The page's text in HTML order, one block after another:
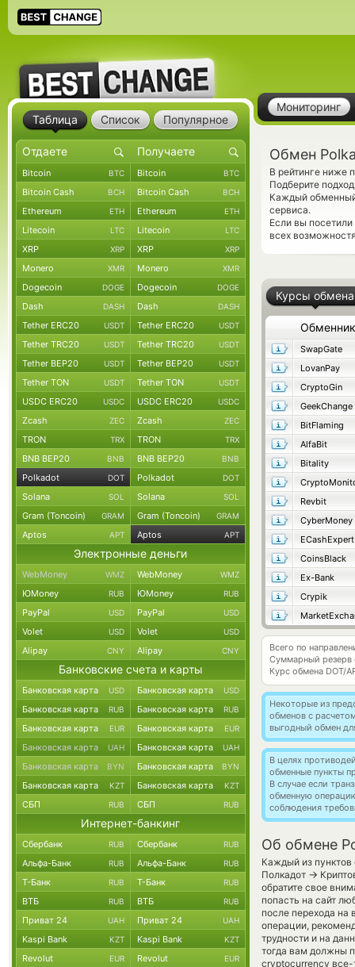
Мониторинг
Обмен
В рейтинге ниже
Подберите
Каждый
сервиса.
Если вы
всех
Курсы обмена
Обменник
SwapGate
LovanPay
CryptoGin
GeekChange
BitFlaming
AlfaBit
Bitality
Revbit
CyberMoney
ECashExpert
CoinsBlack
Ex-Bank
Crypik
Всего по
Суммарный резерв
Курс обмена DOT/
Некоторые из
обменов с
выгодный обмен
В целях
обменные пункты
В случае если
обменную
соблюдения
Об обмене
Каждый из пунктов
Полкадот →
обратите свое
попасть на сайт
после перехода
операции,
трудности и на
тогда вам должны
cryptocurrency
Таблица Список Популярное
Bitcoin BTC Bitcoin BTC
Bitcoin Cash BCH Bitcoin Cash BCH
Ethereum ETH Ethereum ETH
Litecoin LTC Litecoin LTC
XRP XRP XRP XRP
Monero XMR Monero XMR
Dogecoin DOGE Dogecoin DOGE
Dash DASH Dash DASH
Tether ERC20 USDT Tether ERC20 USDT
Tether TRC20 USDT Tether TRC20 USDT
Tether BEP20 USDT Tether BEP20 USDT
Tether TON USDT Tether TON USDT
USDC ERC20 USDC USDC ERC20 USDC
Zcash ZEC Zcash ZEC
TRON TRX TRON TRX
BNB BEP20 BNB BNB BEP20 BNB
Polkadot DOT Polkadot DOT
Solana SOL Solana SOL
Gram (Toncoin) GRAM Gram (Toncoin) GRAM
Aptos APT Aptos APT
Электронные деньги
WebMoney WMZ WebMoney WMZ
ЮMoney RUB ЮMoney RUB
PayPal USD PayPal USD
Volet USD Volet USD
Alipay CNY Alipay CNY
Банковские счета и карты
Банковская карта USD Банковская карта USD
Банковская карта RUB Банковская карта RUB
Банковская карта EUR Банковская карта EUR
Банковская карта UAH Банковская карта UAH
Банковская карта BYN Банковская карта BYN
Банковская карта KZT Банковская карта KZT
СБП RUB СБП RUB
Интернет-банкинг
Сбербанк RUB Сбербанк RUB
Альфа-Банк RUB Альфа-Банк RUB
Т-Банк RUB Т-Банк RUB
ВТБ RUB ВТБ RUB
Приват 24 UAH Приват 24 UAH
Kaspi Bank KZT Kaspi Bank KZT
Revolut EUR Revolut EUR